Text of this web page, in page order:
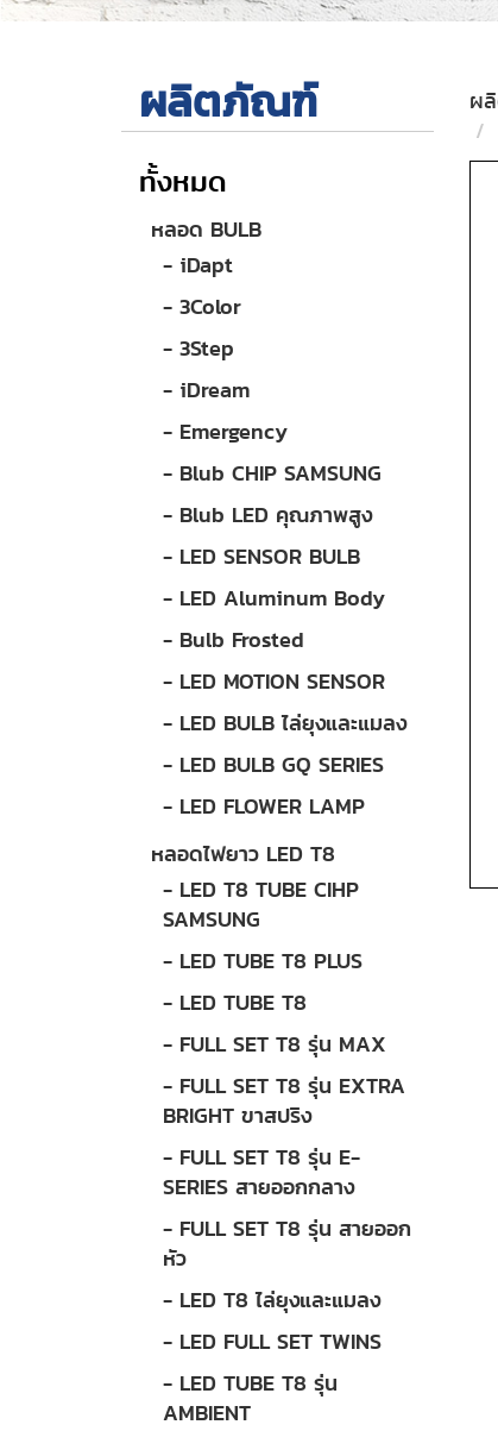
ผลิตภัณฑ์
ทั้งหมด
หลอด BULB
- iDapt
- 3Color
- 3Step
- iDream
- Emergency
- Blub CHIP SAMSUNG
- Blub LED คุณภาพสูง
- LED SENSOR BULB
- LED Aluminum Body
- Bulb Frosted
- LED MOTION SENSOR
- LED BULB ไล่ยุงและแมลง
- LED BULB GQ SERIES
- LED FLOWER LAMP
หลอดไฟยาว LED T8
- LED T8 TUBE CIHP
SAMSUNG
- LED TUBE T8 PLUS
- LED TUBE T8
- FULL SET T8 รุ่น MAX
- FULL SET T8 รุ่น EXTRA
BRIGHT ขาสปริง
- FULL SET T8 รุ่น E-
SERIES สายออกกลาง
- FULL SET T8 รุ่น สายออก
หัว
- LED T8 ไล่ยุงและแมลง
- LED FULL SET TWINS
- LED TUBE T8 รุ่น
AMBIENT
ผ